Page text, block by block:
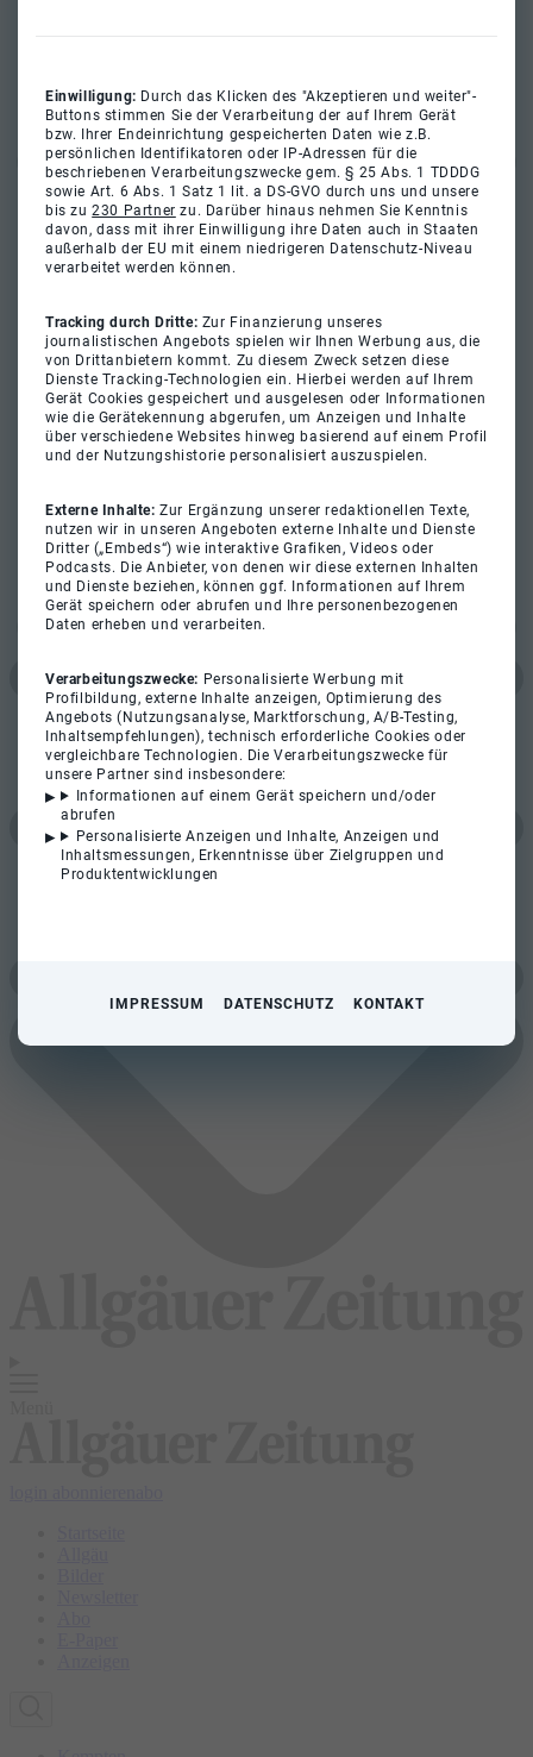
Einwilligung: Durch das Klicken des "Akzeptieren und weiter"-
Buttons stimmen Sie der Verarbeitung der auf Ihrem Gerät
bzw. Ihrer Endeinrichtung gespeicherten Daten wie z.B.
persönlichen Identifikatoren oder IP-Adressen für die
beschriebenen Verarbeitungszwecke gem. § 25 Abs. 1 TDDDG
sowie Art. 6 Abs. 1 Satz 1 lit. a DS-GVO durch uns und unsere
bis zu230 Partner zu. Darüber hinaus nehmen Sie Kenntnis
davon, dass mit ihrer Einwilligung ihre Daten auch in Staaten
außerhalb der EU mit einem niedrigeren Datenschutz-Niveau
verarbeitet werden können.
Tracking durch Dritte: Zur Finanzierung unseres
journalistischen Angebots spielen wir Ihnen Werbung aus, die
von Drittanbietern kommt. Zu diesem Zweck setzen diese
Dienste Tracking-Technologien ein. Hierbei werden auf Ihrem
Gerät Cookies gespeichert und ausgelesen oder Informationen
wie die Gerätekennung abgerufen, um Anzeigen und Inhalte
über verschiedene Websites hinweg basierend auf einem Profil
und der Nutzungshistorie personalisiert auszuspielen.
Externe Inhalte:Zur Ergänzung unserer redaktionellen Texte,
nutzen wir in unseren Angeboten externe Inhalte und Dienste
Dritter („Embeds“) wie interaktive Grafiken, Videos oder
Podcasts. Die Anbieter, von denen wir diese externen Inhalten
und Dienste beziehen, können ggf. Informationen auf Ihrem
Gerät speichern oder abrufen und Ihre personenbezogenen
Daten erheben und verarbeiten.
Verarbeitungszwecke: Personalisierte Werbung mit
Profilbildung, externe Inhalte anzeigen, Optimierung des
Angebots (Nutzungsanalyse, Marktforschung, A/B-Testing,
Inhaltsempfehlungen), technisch erforderliche Cookies oder
vergleichbare Technologien. Die Verarbeitungszwecke für
unsere Partner sind insbesondere:
Informationen auf einem Gerät speichern und/oder
abrufen
Personalisierte Anzeigen und Inhalte, Anzeigen und
Inhaltsmessungen, Erkenntnisse über Zielgruppen und
Produktentwicklungen
IMPRESSUM DATENSCHUTZ KONTAKT